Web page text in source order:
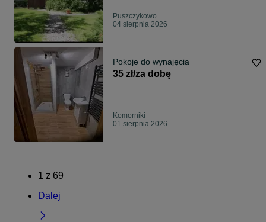
Puszczykowo
04 sierpnia 2026
Pokoje do wynajęcia
35 zł/za dobę
Komorniki
01 sierpnia 2026
1 z 69
Dalej